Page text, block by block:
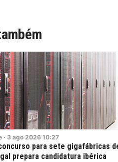
· 3 ago 2026 10:27
para sete gigafábricas
prepara candidatura ibérica